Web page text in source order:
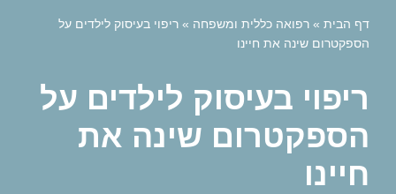
דף הבית » רפואה כללית ומשפחה » ריפוי בעיסוק לילדים על
הספקטרום שינה את חיינו
ריפוי בעיסוק לילדים על
הספקטרום שינה את
חיינו